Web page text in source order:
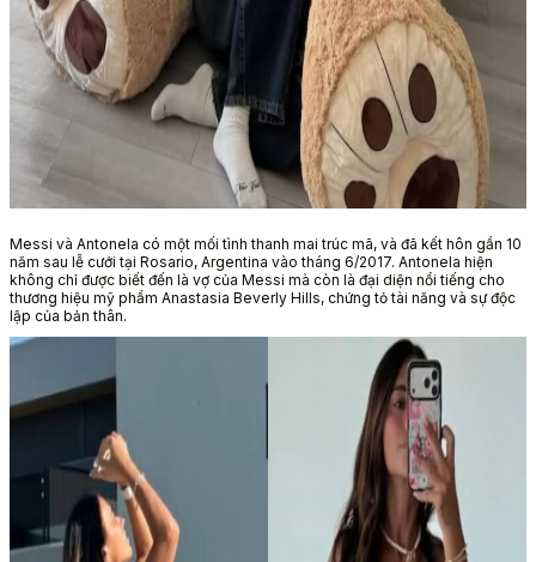
Messi và Antonela có một mối tình thanh mai trúc mã, và đã kết hôn gần 10
năm sau lễ cưới tại Rosario, Argentina vào tháng 6/2017. Antonela hiện
không chỉ được biết đến là vợ của Messi mà còn là đại diện nổi tiếng cho
thương hiệu mỹ phẩm Anastasia Beverly Hills, chứng tỏ tài năng và sự độc
lập của bản thân.